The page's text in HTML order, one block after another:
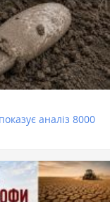
аналіз 8000